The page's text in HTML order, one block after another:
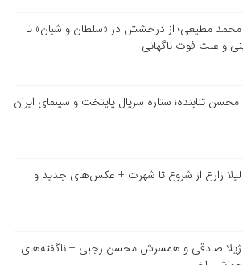
محمد مطیعی؛ از درخشش در «سلطان و شبان» تا
و علت فوت ناگهانی
محسن تنابنده؛ ستاره سریال پایتخت و سینمای ایران
لیلا زارع از شروع تا شهرت + عکس‌های جدید و
ژیلا صادقی و همسرش محسن رجبی + ناگفته‌های